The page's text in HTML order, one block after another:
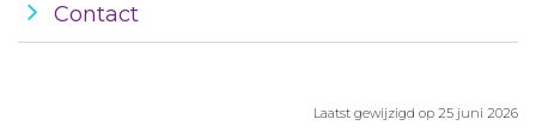
Contact
Laatst gewijzigd op 25 juni 2026